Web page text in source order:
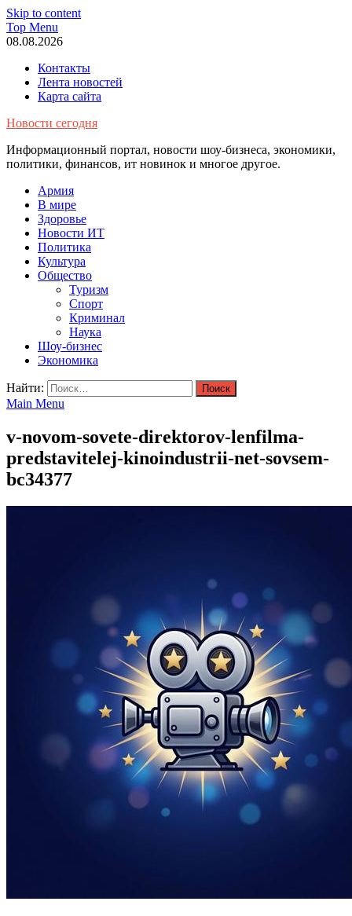
Skip to content
Top Menu
08.08.2026
Контакты
Лента новостей
Карта сайта
Новости сегодня
Информационный портал, новости шоу-бизнеса, экономики,
политики, финансов, ит новинок и многое другое.
Армия
В мире
Здоровье
Новости ИТ
Политика
Культура
Общество
Туризм
Спорт
Криминал
Наука
Шоу-бизнес
Экономика
Найти:
Main Menu
v-novom-sovete-direktorov-lenfilma-
predstavitelej-kinoindustrii-net-sovsem-
bc34377